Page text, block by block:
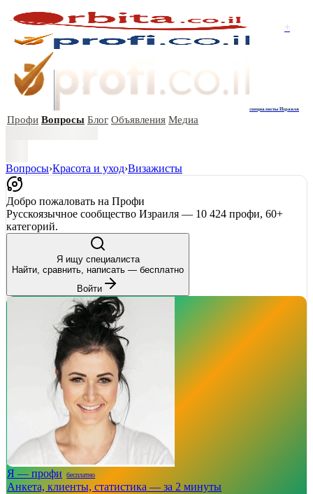
+
специалисты Израиля
Профи Вопросы Блог Объявления Медиа
Вопросы›Красота и уход›Визажисты
Добро пожаловать на Профи
Русскоязычное сообщество Израиля — 10 424 профи, 60+
категорий.
Я ищу специалиста
Найти, сравнить, написать — бесплатно
Войти
Я — профи бесплатно
Анкета, клиенты, статистика — за 2 минуты